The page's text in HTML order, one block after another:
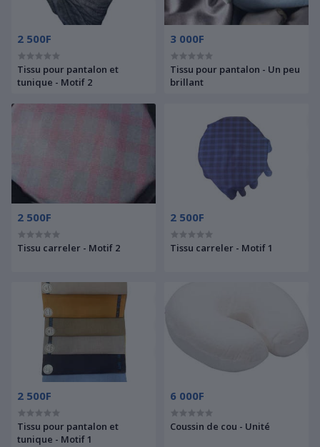
2 500F
Tissu pour pantalon et
tunique - Motif 2
3 000F
Tissu pour pantalon - Un peu
brillant
2 500F
Tissu carreler - Motif 2
2 500F
Tissu carreler - Motif 1
2 500F
Tissu pour pantalon et
tunique - Motif 1
6 000F
Coussin de cou - Unité